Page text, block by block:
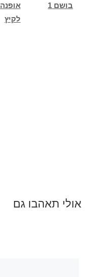
אופנה
לקיץ
בושם 1
אולי תאהבו גם